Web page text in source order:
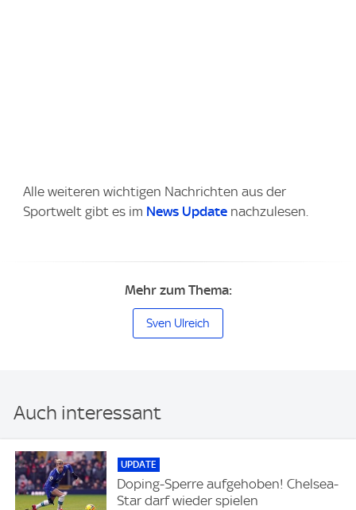
Alle weiteren wichtigen Nachrichten aus der
Sportwelt gibt es im News Update nachzulesen.
Mehr zum Thema:
Sven Ulreich
Auch interessant
UPDATE
Doping-Sperre aufgehoben! Chelsea-
Star darf wieder spielen